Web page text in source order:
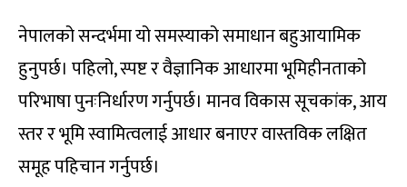
नेपालको सन्दर्भमा यो समस्याको समाधान बहुआयामिक
हुनुपर्छ। पहिलो, स्पष्ट र वैज्ञानिक आधारमा भूमिहीनताको
परिभाषा पुनःनिर्धारण गर्नुपर्छ। मानव विकास सूचकांक, आय
स्तर र भूमि स्वामित्वलाई आधार बनाएर वास्तविक लक्षित
समूह पहिचान गर्नुपर्छ।